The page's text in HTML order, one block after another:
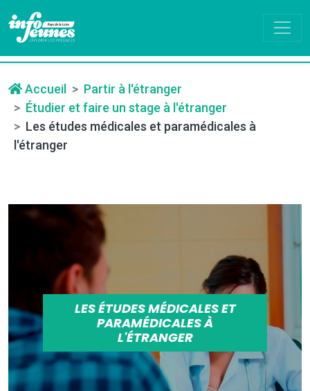
Accueil
Partir à l'étranger
Étudier et faire un stage à l'étranger
Les études médicales et paramédicales à
l'étranger
LES ÉTUDES MÉDICALES ET
PARAMÉDICALES À
L'ÉTRANGER